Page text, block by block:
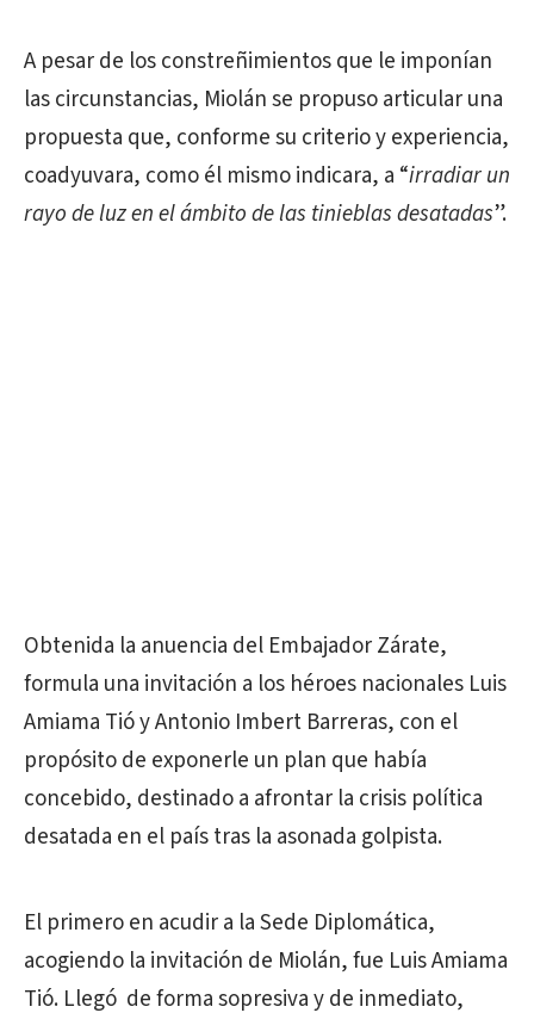
A pesar de los constreñimientos que le imponían
las circunstancias, Miolán se propuso articular una
propuesta que, conforme su criterio y experiencia,
coadyuvara, como él mismo indicara, a “irradiar un
rayo de luz en el ámbito de las tinieblas desatadas”.
Obtenida la anuencia del Embajador Zárate,
formula una invitación a los héroes nacionales Luis
Amiama Tió y Antonio Imbert Barreras, con el
propósito de exponerle un plan que había
concebido, destinado a afrontar la crisis política
desatada en el país tras la asonada golpista.
El primero en acudir a la Sede Diplomática,
acogiendo la invitación de Miolán, fue Luis Amiama
Tió. Llegó de forma sopresiva y de inmediato,